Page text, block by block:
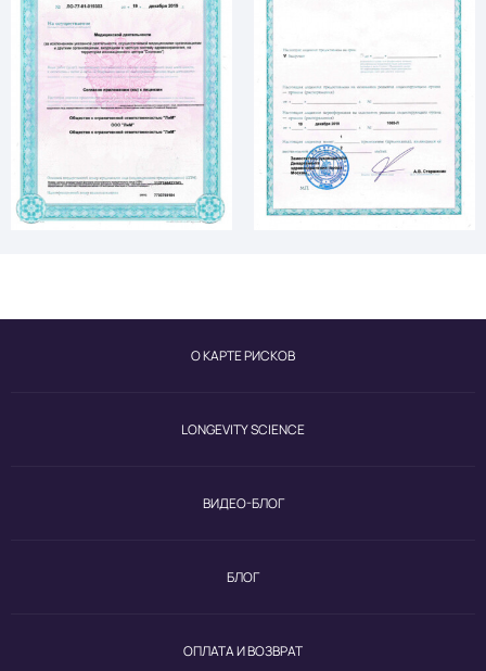
О КАРТЕ РИСКОВ
LONGEVITY SCIENCE
ВИДЕО-БЛОГ
БЛОГ
ОПЛАТА И ВОЗВРАТ